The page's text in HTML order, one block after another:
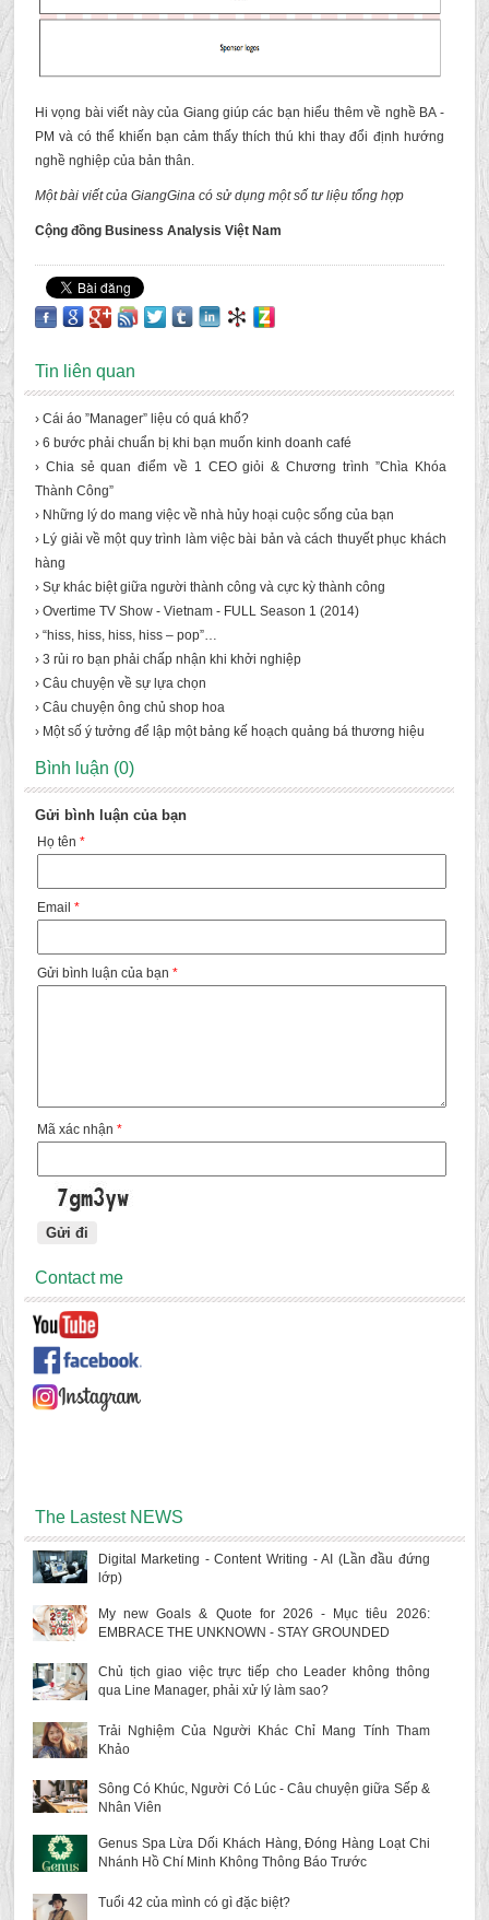
Hi vọng bài viết này của Giang giúp các bạn hiểu thêm về nghề BA -
PM và có thể khiến bạn cảm thấy thích thú khi thay đổi định hướng
nghề nghiệp của bản thân.
Một bài viết của GiangGina có sử dụng một số tư liệu tổng hợp
Cộng đồng Business Analysis Việt Nam
Tin liên quan
› Cái áo ”Manager” liệu có quá khổ?
› 6 bước phải chuẩn bị khi bạn muốn kinh doanh café
› Chia sẻ quan điểm về 1 CEO giỏi & Chương trình ”Chìa Khóa
Thành Công”
› Những lý do mang việc về nhà hủy hoại cuộc sống của bạn
› Lý giải về một quy trình làm việc bài bản và cách thuyết phục khách
hàng
› Sự khác biệt giữa người thành công và cực kỳ thành công
› Overtime TV Show - Vietnam - FULL Season 1 (2014)
› “hiss, hiss, hiss, hiss – pop”…
› 3 rủi ro bạn phải chấp nhận khi khởi nghiệp
› Câu chuyện về sự lựa chọn
› Câu chuyện ông chủ shop hoa
› Một số ý tưởng để lập một bảng kế hoạch quảng bá thương hiệu
Bình luận (0)
Gửi bình luận của bạn
Họ tên *
Email *
Gửi bình luận của bạn *
Mã xác nhận *
Contact me
The Lastest NEWS
Digital Marketing - Content Writing - AI (Lần đầu đứng
lớp)
My new Goals & Quote for 2026 - Mục tiêu 2026:
EMBRACE THE UNKNOWN - STAY GROUNDED
Chủ tịch giao việc trực tiếp cho Leader không thông
qua Line Manager, phải xử lý làm sao?
Trải Nghiệm Của Người Khác Chỉ Mang Tính Tham
Khảo
Sông Có Khúc, Người Có Lúc - Câu chuyện giữa Sếp &
Nhân Viên
Genus Spa Lừa Dối Khách Hàng, Đóng Hàng Loạt Chi
Nhánh Hồ Chí Minh Không Thông Báo Trước
Tuổi 42 của mình có gì đặc biệt?